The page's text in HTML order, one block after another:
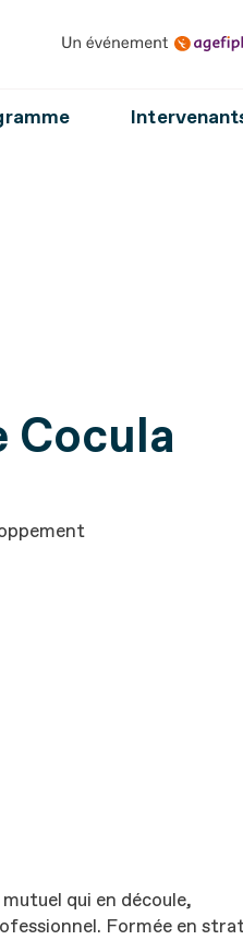
Un événement
Cocula
qui en découle,
Formée en